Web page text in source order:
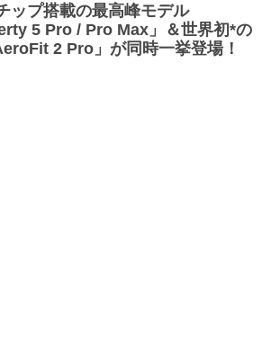
ップ搭載の最高峰モデル
5 Pro / Pro Max」＆世界初*の
2 Pro」が同時一挙登場！